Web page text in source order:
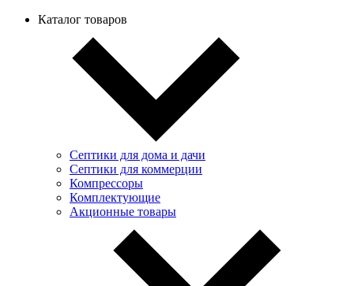
Каталог товаров
Септики для дома и дачи
Септики для коммерции
Компрессоры
Комплектующие
Акционные товары